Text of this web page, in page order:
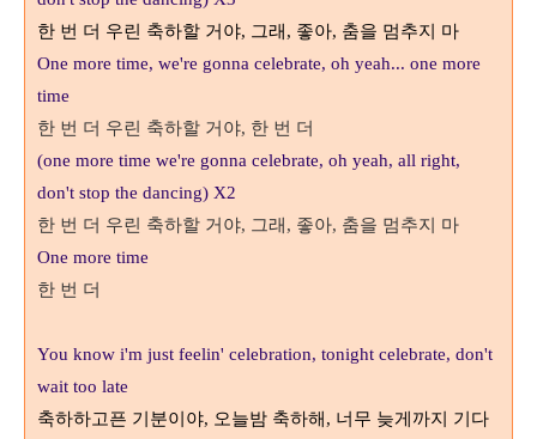
한 번 더 우린 축하할 거야, 그래, 좋아, 춤을 멈추지 마
One more time, we're gonna celebrate, oh yeah... one more
time
한 번 더 우린 축하할 거야, 한 번 더
(one more time we're gonna celebrate, oh yeah, all right,
don't stop the dancing) X2
한 번 더 우린 축하할 거야, 그래, 좋아, 춤을 멈추지 마
One more time
한 번 더
You know i'm just feelin' celebration, tonight celebrate, don't
wait too late
축하하고픈 기분이야, 오늘밤 축하해, 너무 늦게까지 기다